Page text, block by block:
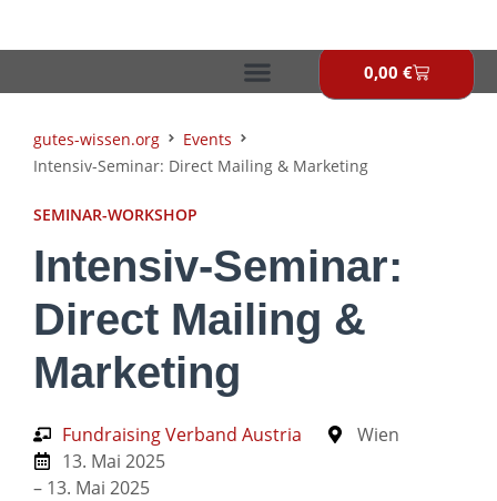
0,00 €
gutes-wissen.org
Events
Intensiv-Seminar: Direct Mailing & Marketing
SEMINAR-WORKSHOP
Intensiv-Seminar:
Direct Mailing &
Marketing
Fundraising Verband Austria
Wien
13. Mai 2025
– 13. Mai 2025